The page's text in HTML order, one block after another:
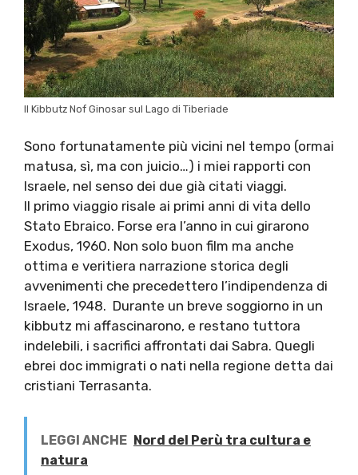
Il Kibbutz Nof Ginosar sul Lago di Tiberiade
Sono fortunatamente più vicini nel tempo (ormai
matusa, sì, ma con juicio…) i miei rapporti con
Israele, nel senso dei due già citati viaggi.
Il primo viaggio risale ai primi anni di vita dello
Stato Ebraico. Forse era l’anno in cui girarono
Exodus, 1960. Non solo buon film ma anche
ottima e veritiera narrazione storica degli
avvenimenti che precedettero l’indipendenza di
Israele, 1948. Durante un breve soggiorno in un
kibbutz mi affascinarono, e restano tuttora
indelebili, i sacrifici affrontati dai Sabra. Quegli
ebrei doc immigrati o nati nella regione detta dai
cristiani Terrasanta.
LEGGI ANCHE Nord del Perù tra cultura e
natura